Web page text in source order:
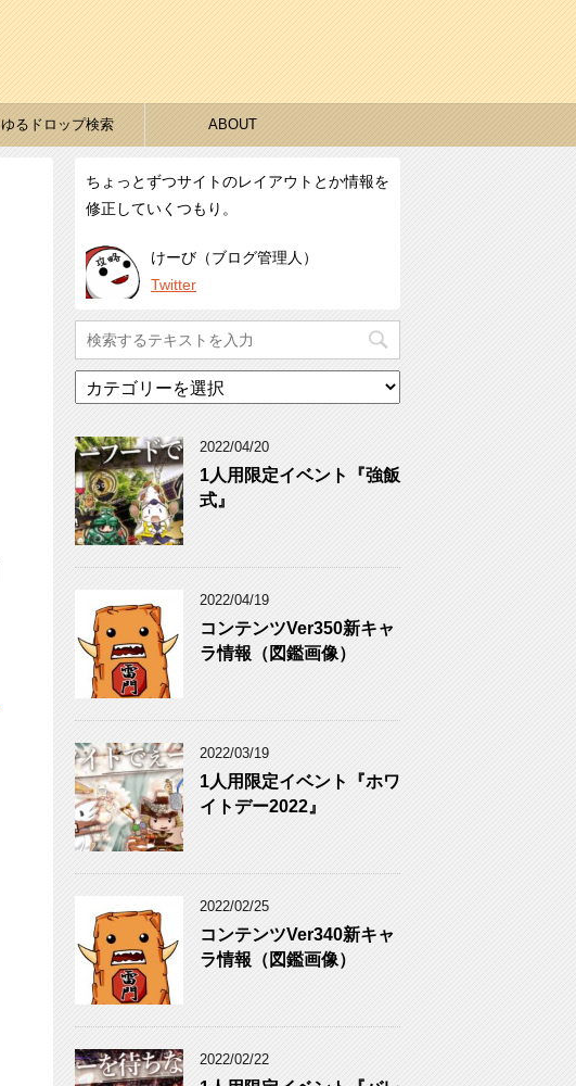
ゆるドロップ検索 ABOUT
ちょっとずつサイトのレイアウトとか情報を
修正していくつもり。
けーび（ブログ管理人）
Twitter
テ
リ
ー
2022/04/20
1人用限定イベント『強飯
式』
2022/04/19
コンテンツVer350新キャ
ラ情報（図鑑画像）
2022/03/19
1人用限定イベント『ホワ
イトデー2022』
2022/02/25
コンテンツVer340新キャ
ラ情報（図鑑画像）
2022/02/22